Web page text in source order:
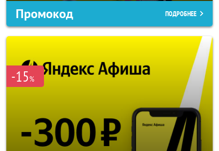
Промокод ПОДРОБНЕЕ
-15%